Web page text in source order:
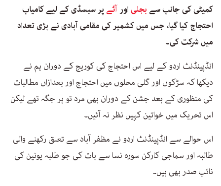
کمیٹی کی جانب سے بجلیاور آٹے پر سبسڈی کے لیے کامیاب
احتجاج کیا گیا، جس میں کشمیر کی مقامی آبادی نے بڑی تعداد
میں شرکت کی۔
انڈپینڈنٹ اردو کے لیے اس احتجاج کی کوریج کے دوران ہم نے
دیکھا کہ سڑکوں اور گلی محلوں میں احتجاج اور بعدازاں مطالبات
کی منظوری کے بعد جشن کے دوران بھی مرد تو ہر جگہ تھے لیکن
اس تحریک میں خواتین کہیں نظر نہ آئیں۔
اس حوالے سے انڈپینڈنٹ اردو نے مظفر آباد سے تعلق رکھنے والی
طالبہ اور سماجی کارکن سورہ نسا سے بات کی جو طلبہ یونین کی
نائب صدر بھی ہیں۔